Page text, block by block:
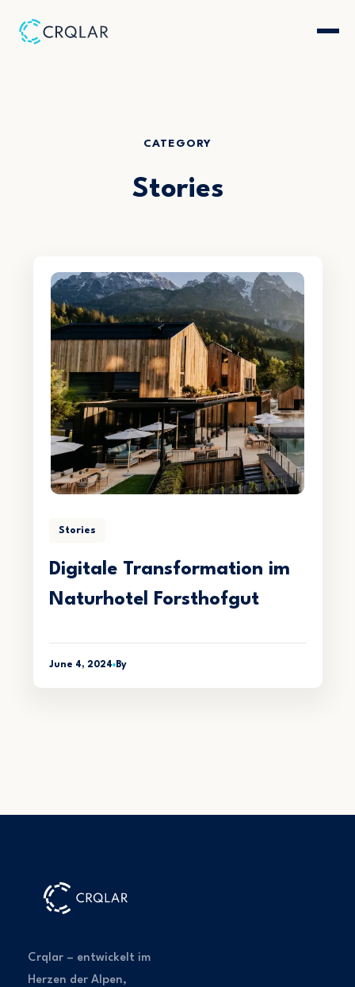
CATEGORY
Stories
Stories
Digitale Transformation im
Naturhotel Forsthofgut
June 4, 2024 By
Crqlar – entwickelt im
Herzen der Alpen,